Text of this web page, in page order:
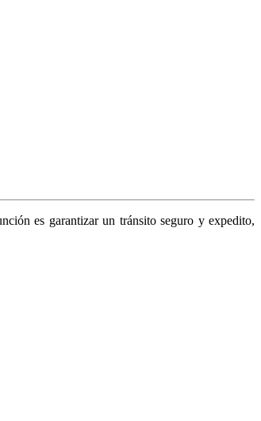
es garantizar un tránsito seguro y expedito,